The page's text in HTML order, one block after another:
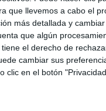
que llevemos a cabo el
más detallada y
que algún
el derecho de
cambiar sus
clic en el botón
personas.
la
busca
30.000
un
'Los
La
una